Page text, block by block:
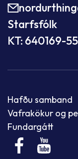
Starfsfólk
KT: 640169-
Hafðu samband
Vafrakökur og
Fundargátt